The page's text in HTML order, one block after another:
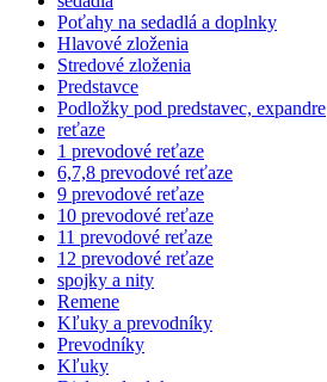
Poťahy na sedadlá a doplnky
Hlavové zloženia
Stredové zloženia
Predstavce
Podložky pod predstavec, expandre
reťaze
1 prevodové reťaze
6,7,8 prevodové reťaze
9 prevodové reťaze
10 prevodové reťaze
11 prevodové reťaze
12 prevodové reťaze
spojky a nity
Remene
Kľuky a prevodníky
Prevodníky
Kľuky